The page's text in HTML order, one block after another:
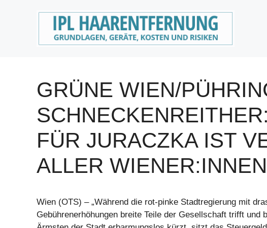
GRÜNE WIEN/
FÜR JURACZKA IST
ALLER WIENER:INNEN
Wien (OTS) – „Während die rot-pinke Stadtregierung mit
Gebührenerhöhungen breite Teile der Gesellschaft trifft und